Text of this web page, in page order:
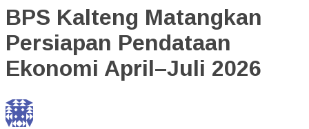
BPS Kalteng Matangkan
Persiapan Pendataan
Ekonomi April–Juli 2026